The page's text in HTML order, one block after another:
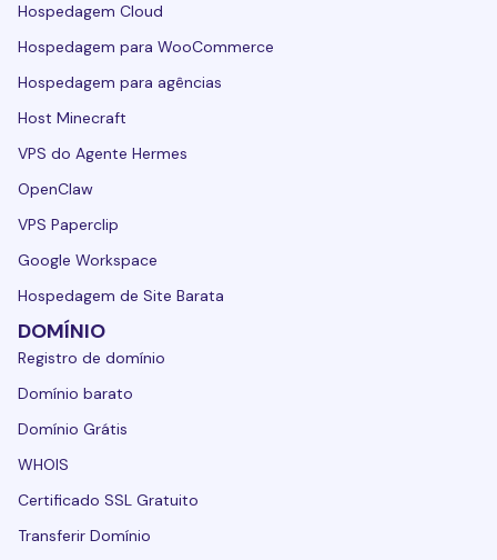
Hospedagem Cloud
Hospedagem para WooCommerce
Hospedagem para agências
Host Minecraft
VPS do Agente Hermes
OpenClaw
VPS Paperclip
Google Workspace
Hospedagem de Site Barata
DOMÍNIO
Registro de domínio
Domínio barato
Domínio Grátis
WHOIS
Certificado SSL Gratuito
Transferir Domínio